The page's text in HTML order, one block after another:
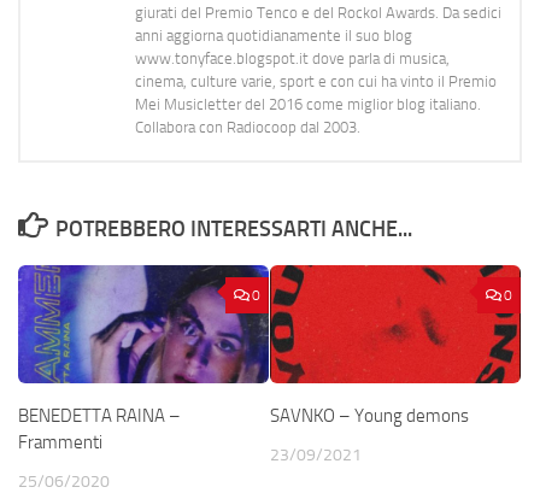
giurati del Premio Tenco e del Rockol Awards. Da sedici
anni aggiorna quotidianamente il suo blog
www.tonyface.blogspot.it dove parla di musica,
cinema, culture varie, sport e con cui ha vinto il Premio
Mei Musicletter del 2016 come miglior blog italiano.
Collabora con Radiocoop dal 2003.
POTREBBERO INTERESSARTI ANCHE...
0
BENEDETTA RAINA –
Frammenti
25/06/2020
0
SAVNKO – Young demons
23/09/2021